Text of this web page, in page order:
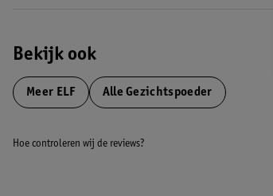
Bekijk ook
Meer ELF Alle Gezichtspoeder
Hoe controleren wij de reviews?